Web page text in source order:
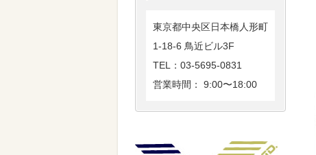
東京都中央区日本橋人形町
1-18-6 鳥近ビル3F
TEL：03-5695-0831
営業時間： 9:00〜18:00